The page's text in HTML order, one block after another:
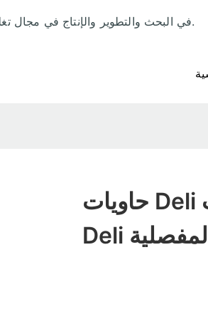
منذ عام 1992، تخصصت شركة LRpacking في البحث والتطوير والإنتاج في مجال تغليف المواد الغذائية، ومقرها في الصين.
حاويات Deli المفصلية السائبة شركة حاويات
Deli المفصلية